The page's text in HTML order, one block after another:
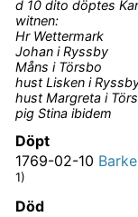
d 10 dito döptes
witnen:
Hr Wettermark
Johan i Ryssby
Måns i Törsbo
hust Lisken i
hust Margreta i
pig Stina ibidem
Döpt
1769-02-10
1)
Död